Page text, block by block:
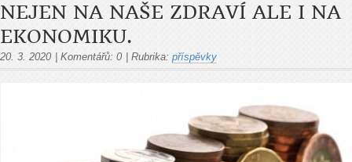
NEJEN NA NAŠE ZDRAVÍ ALE I NA
EKONOMIKU.
20. 3. 2020 Komentářů: 0 Rubrika: příspěvky